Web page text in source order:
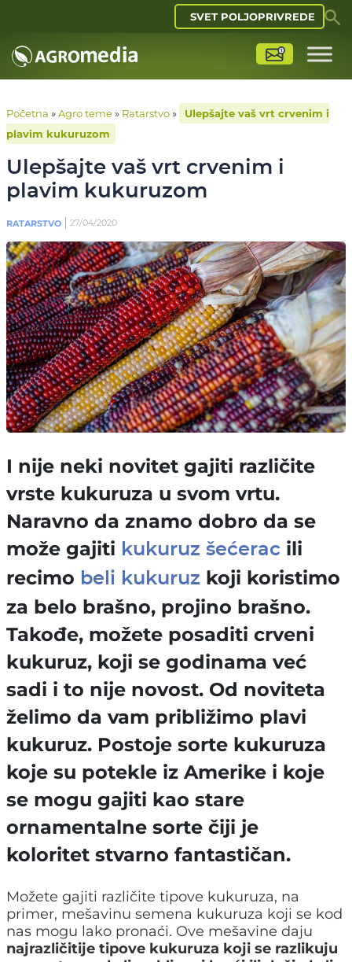
SVET POLJOPRIVREDE
Početna »Agro teme» Ratarstvo»
Ulepšajte vaš vrt crvenim i
plavim kukuruzom
Ulepšajte vaš vrt crvenim i
plavim kukuruzom
RATARSTVO 27/04/2020
I nije neki novitet gajiti različite
vrste kukuruza u svom vrtu.
Naravno da znamo dobro da se
može gajiti kukuruz šećerac ili
recimo beli kukuruz koji koristimo
za belo brašno, projino brašno.
Takođe, možete posaditi crveni
kukuruz, koji se godinama već
sadi i to nije novost. Od noviteta
želimo da vam približimo plavi
kukuruz. Postoje sorte kukuruza
koje su potekle iz Amerike i koje
se mogu gajiti kao stare
ornamentalne sorte čiji je
koloritet stvarno fantastičan.
Možete gajiti različite tipove kukuruza, na
primer, mešavinu semena kukuruza koji se kod
nas mogu lako pronaći. Ove mešavine daju
najrazličitije tipove kukuruza koji se razlikuju